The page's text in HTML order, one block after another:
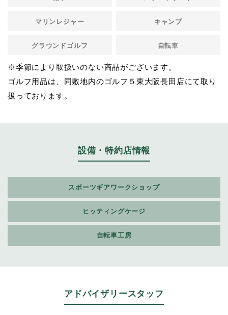
マリンレジャー キャンプ
グラウンドゴルフ 自転車
※季節により取扱いのない商品がございます。
ゴルフ用品は、同敷地内のゴルフ５東大阪長田店にて取り
扱っております。
設備・特約店情報
スポーツギアワークショップ
ヒッティングケージ
自転車工房
アドバイザリースタッフ